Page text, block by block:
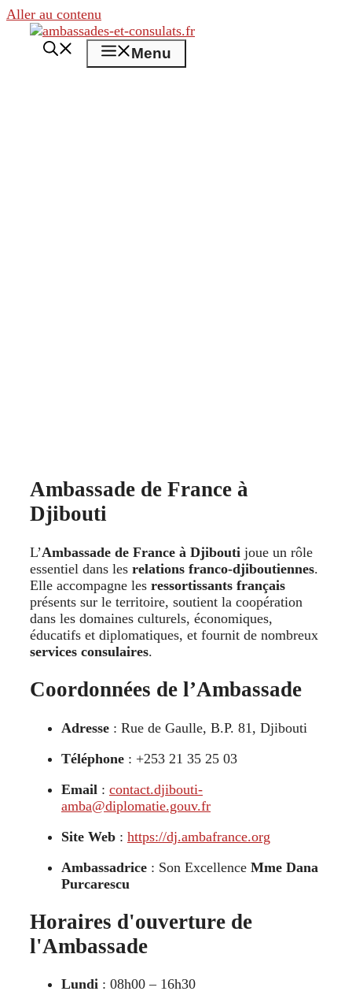
Aller au contenu
Menu
Ambassade de France à
Djibouti
L’Ambassade de France à Djibouti joue un rôle
essentiel dans les relations franco-djiboutiennes.
Elle accompagne les ressortissants français
présents sur le territoire, soutient la coopération
dans les domaines culturels, économiques,
éducatifs et diplomatiques, et fournit de nombreux
services consulaires.
Coordonnées de l’Ambassade
Adresse : Rue de Gaulle, B.P. 81, Djibouti
Téléphone : +253 21 35 25 03
Email : contact.djibouti-
amba@diplomatie.gouv.fr
Site Web : https://dj.ambafrance.org
Ambassadrice : Son Excellence Mme Dana
Purcarescu
Horaires d'ouverture de
l'Ambassade
Lundi : 08h00 – 16h30